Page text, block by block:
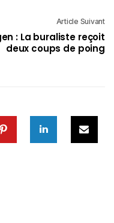
Article Suivant
: La buraliste reçoit
deux coups de poing